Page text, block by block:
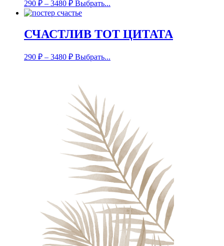
290 ₽ – 3480 ₽ Выбрать...
СЧАСТЛИВ ТОТ ЦИТАТА
290 ₽ – 3480 ₽ Выбрать...